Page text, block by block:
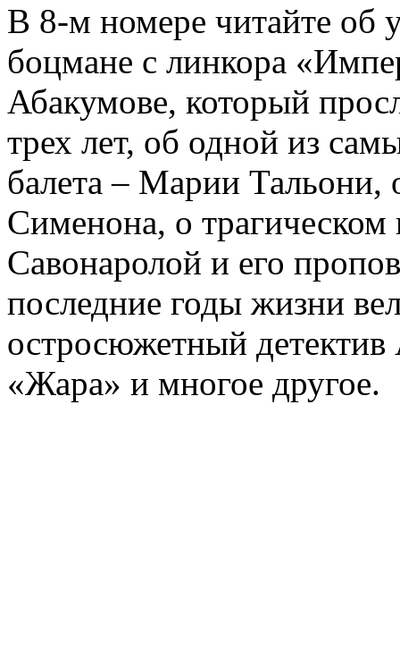
В 8-м номере читайте об
боцмане с линкора
Абакумове, который
трех лет, об одной из
балета – Марии
Сименона, о трагическом
Савонаролой и его
последние годы жизни
остросюжетный детектив
«Жара» и многое другое.